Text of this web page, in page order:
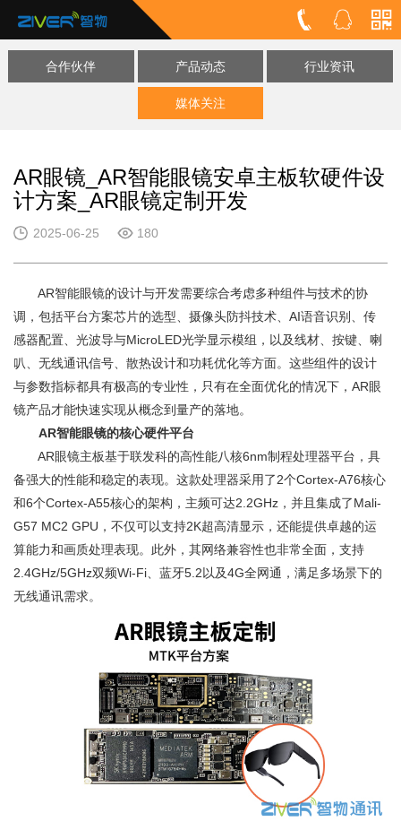
合作伙伴 产品动态 行业资讯
媒体关注
AR眼镜_AR智能眼镜安卓主板软硬件设
计方案_AR眼镜定制开发
2025-06-25 180
AR智能眼镜的设计与开发需要综合考虑多种组件与技术的协
调，包括平台方案芯片的选型、摄像头防抖技术、AI语音识别、传
感器配置、光波导与MicroLED光学显示模组，以及线材、按键、喇
叭、无线通讯信号、散热设计和功耗优化等方面。这些组件的设计
与参数指标都具有极高的专业性，只有在全面优化的情况下，AR眼
镜产品才能快速实现从概念到量产的落地。
AR智能眼镜的核心硬件平台
AR眼镜主板基于联发科的高性能八核6nm制程处理器平台，具
备强大的性能和稳定的表现。这款处理器采用了2个Cortex-A76核心
和6个Cortex-A55核心的架构，主频可达2.2GHz，并且集成了Mali-
G57 MC2 GPU，不仅可以支持2K超高清显示，还能提供卓越的运
算能力和画质处理表现。此外，其网络兼容性也非常全面，支持
2.4GHz/5GHz双频Wi-Fi、蓝牙5.2以及4G全网通，满足多场景下的
无线通讯需求。